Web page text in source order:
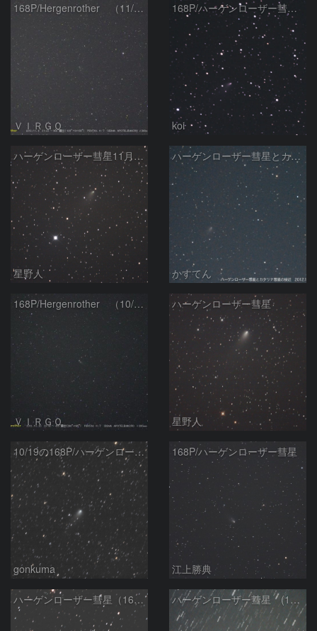
168P/Hergenrother （11/09）
ＶＩＲＧＯ
168P/ハーゲンローザー彗星 11/10
koi
ハーゲンローザー彗星11月4日
星野人
ハーゲンローザー彗星とカタリナ彗星の接近
かすてん
168P/Hergenrother （10/20）
ＶＩＲＧＯ
ハーゲンローザー彗星
星野人
10/19の168P/ハーゲンローザー彗星
gonkuma
168P/ハーゲンローザー彗星
江上勝典
ハーゲンローザー彗星（168P） ハーゲンローザー彗星 (168P)